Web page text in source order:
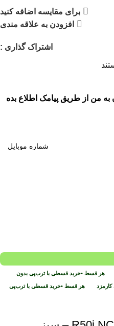
برای مقایسه اضافه کنید
افزودن به علاقه مندی
اشتراک گذاری :
من از طریق پیامک اطلاع بده
هر قسط •خرید قسطی با ترب‌پی بدون
هر قسط •خرید قسطی با ترب‌پی